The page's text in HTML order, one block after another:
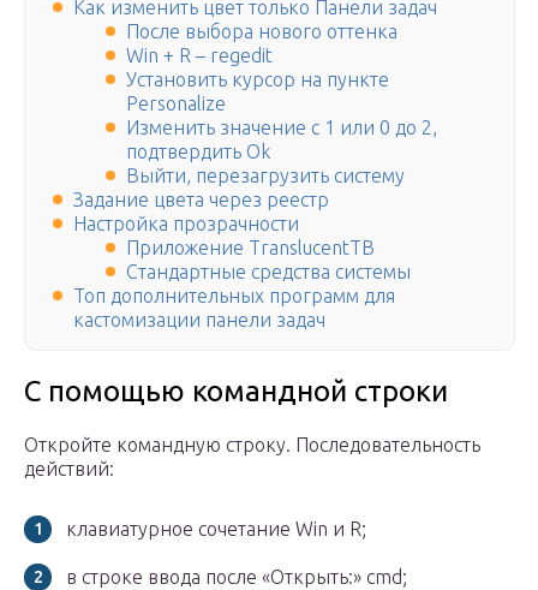
Как изменить цвет только Панели задач
После выбора нового оттенка
Win + R – regedit
Установить курсор на пункте
Personalize
Изменить значение с 1 или 0 до 2,
подтвердить Ok
Выйти, перезагрузить систему
Задание цвета через реестр
Настройка прозрачности
Приложение TranslucentTB
Стандартные средства системы
Топ дополнительных программ для
кастомизации панели задач
С помощью командной строки
Откройте командную строку. Последовательность
действий:
клавиатурное сочетание Win и R;
в строке ввода после «Открыть:» cmd;